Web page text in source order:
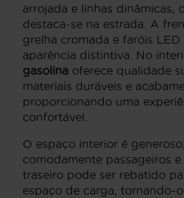
arrojada e linhas dinâmicas,
destaca-se na estrada. A
grelha cromada e faróis
aparência distintiva. No
gasolina oferece qualidade
materiais duráveis e
proporcionando uma
confortável.
O espaço interior é
comodamente passageiros
traseiro pode ser rebatido
espaço de carga, tornando-